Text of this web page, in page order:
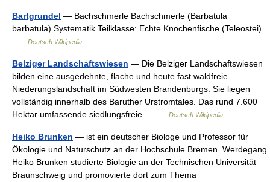
Bartgrundel — Bachschmerle Bachschmerle (Barbatula
barbatula) Systematik Teilklasse: Echte Knochenfische (Teleostei)
Deutsch Wikipedia
Belziger Landschaftswiesen — Die Belziger Landschaftswiesen
bilden eine ausgedehnte, flache und heute fast waldfreie
Niederungslandschaft im Südwesten Brandenburgs. Sie liegen
vollständig innerhalb des Baruther Urstromtales. Das rund 7.600
Hektar umfassende siedlungsfreie… …
Deutsch Wikipedia
Heiko Brunken — ist ein deutscher Biologe und Professor für
Ökologie und Naturschutz an der Hochschule Bremen. Werdegang
Heiko Brunken studierte Biologie an der Technischen Universität
Braunschweig und promovierte dort zum Thema